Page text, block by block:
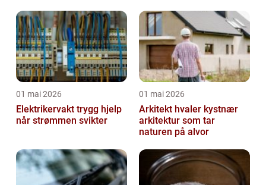
01 mai 2026
Elektrikervakt trygg hjelp
når strømmen svikter
01 mai 2026
Arkitekt hvaler kystnær
arkitektur som tar
naturen på alvor